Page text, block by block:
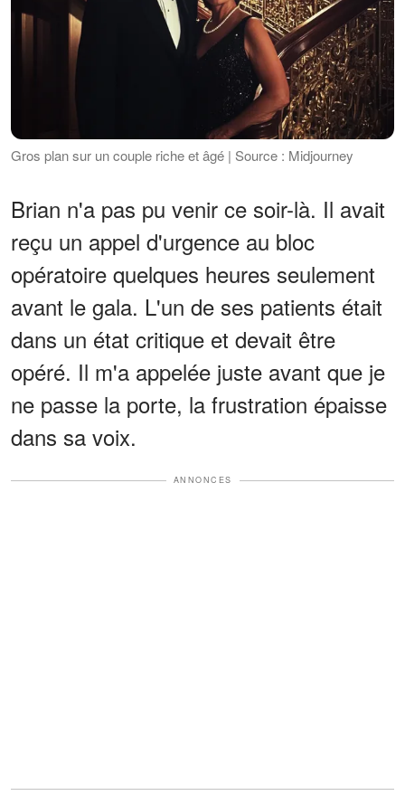
Gros plan sur un couple riche et âgé | Source : Midjourney
Brian n'a pas pu venir ce soir-là. Il avait
reçu un appel d'urgence au bloc
opératoire quelques heures seulement
avant le gala. L'un de ses patients était
dans un état critique et devait être
opéré. Il m'a appelée juste avant que je
ne passe la porte, la frustration épaisse
dans sa voix.
ANNONCES